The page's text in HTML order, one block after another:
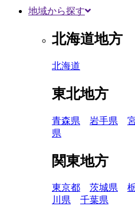
地域から探す
北海道地方
北海道
東北地方
青森県 岩手県
県
関東地方
東京都 茨城県
川県
千葉県